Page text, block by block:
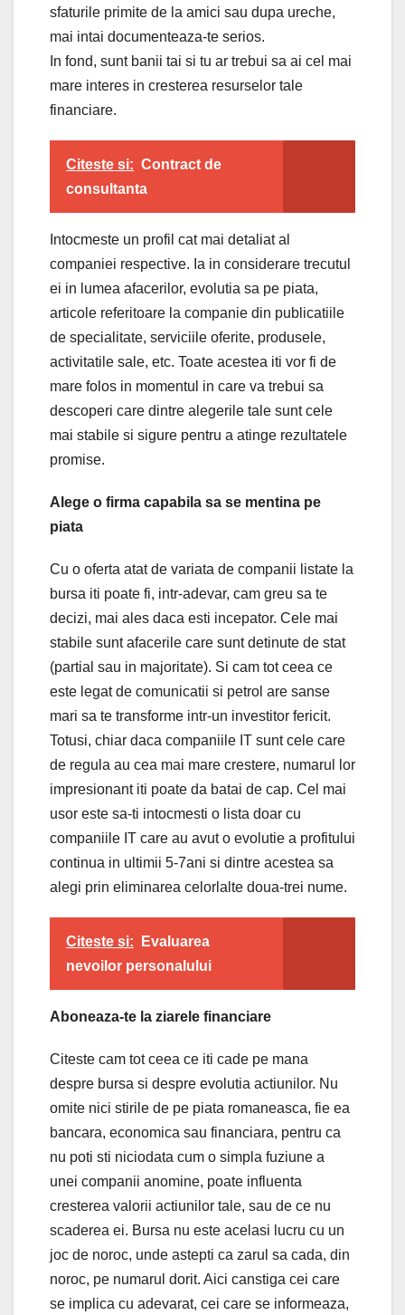
sfaturile primite de la amici sau dupa ureche,
mai intai documenteaza-te serios.
In fond, sunt banii tai si tu ar trebui sa ai cel mai
mare interes in cresterea resurselor tale
financiare.
Citeste si: Contract de
consultanta
Intocmeste un profil cat mai detaliat al
companiei respective. Ia in considerare trecutul
ei in lumea afacerilor, evolutia sa pe piata,
articole referitoare la companie din publicatiile
de specialitate, serviciile oferite, produsele,
activitatile sale, etc. Toate acestea iti vor fi de
mare folos in momentul in care va trebui sa
descoperi care dintre alegerile tale sunt cele
mai stabile si sigure pentru a atinge rezultatele
promise.
Alege o firma capabila sa se mentina pe
piata
Cu o oferta atat de variata de companii listate la
bursa iti poate fi, intr-adevar, cam greu sa te
decizi, mai ales daca esti incepator. Cele mai
stabile sunt afacerile care sunt detinute de stat
(partial sau in majoritate). Si cam tot ceea ce
este legat de comunicatii si petrol are sanse
mari sa te transforme intr-un investitor fericit.
Totusi, chiar daca companiile IT sunt cele care
de regula au cea mai mare crestere, numarul lor
impresionant iti poate da batai de cap. Cel mai
usor este sa-ti intocmesti o lista doar cu
companiile IT care au avut o evolutie a profitului
continua in ultimii 5-7ani si dintre acestea sa
alegi prin eliminarea celorlalte doua-trei nume.
Citeste si:
Evaluarea
nevoilor personalului
Aboneaza-te la ziarele financiare
Citeste cam tot ceea ce iti cade pe mana
despre bursa si despre evolutia actiunilor. Nu
omite nici stirile de pe piata romaneasca, fie ea
bancara, economica sau financiara, pentru ca
nu poti sti niciodata cum o simpla fuziune a
unei companii anomine, poate influenta
cresterea valorii actiunilor tale, sau de ce nu
scaderea ei. Bursa nu este acelasi lucru cu un
joc de noroc, unde astepti ca zarul sa cada, din
noroc, pe numarul dorit. Aici canstiga cei care
se implica cu adevarat, cei care se informeaza,